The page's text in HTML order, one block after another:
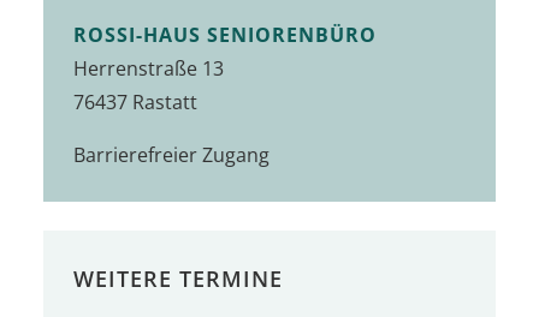
ROSSI-HAUS SENIORENBÜRO
Herrenstraße 13
76437 Rastatt
Barrierefreier Zugang
WEITERE TERMINE